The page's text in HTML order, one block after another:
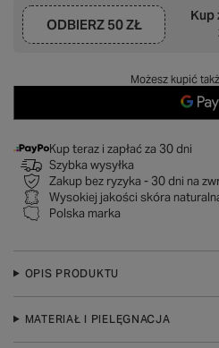
ODBIERZ 50 ZŁ
Kup
Możesz kupić
Kup teraz i zapłać za 30 dni
Szybka wysyłka
Zakup bez ryzyka - 30 dni na
Wysokiej jakości skóra
Polska marka
OPIS PRODUKTU
MATERIAŁ I PIELĘGNACJA